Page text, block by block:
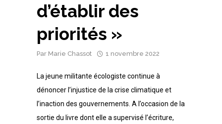
d’établir des
priorités »
Par Marie Chassot 1 novembre 2022
La jeune militante écologiste continue à
dénoncer l’injustice de la crise climatique et
l’inaction des gouvernements. A l’occasion de la
sortie du livre dont elle a supervisé l’écriture,